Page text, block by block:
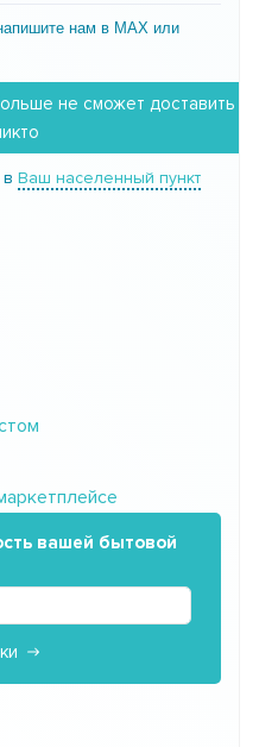
нам в MAX или
не сможет доставить
Ваш населенный пункт
вашей бытовой